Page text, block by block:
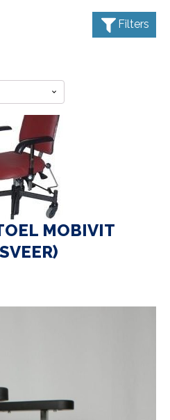
Filters
MOBIVIT